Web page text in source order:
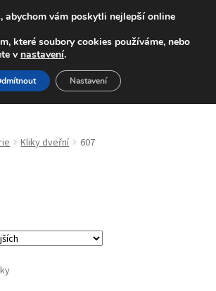
Kč
16 704 494 494
Kliky dveřní 607
Seřazeno
abychom vám poskytli nejlepší online
které soubory cookies používáme, nebo
v nastavení.
Nastavení